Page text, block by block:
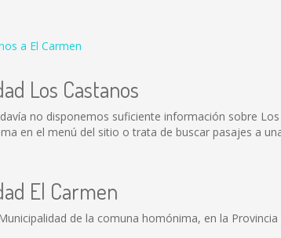
a El Carmen
Los Castanos
no disponemos suficiente información sobre
en el menú del sitio o trata de buscar pasajes a
El Carmen
de la comuna homónima, en la